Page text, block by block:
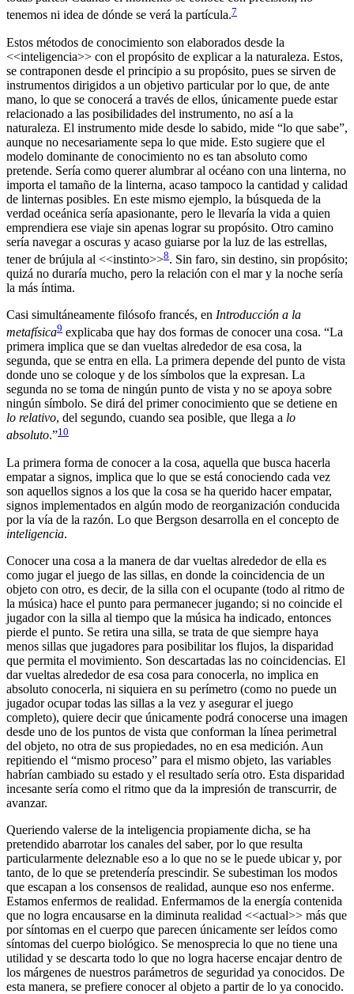
tenemos ni idea de dónde se verá la partícula.7
Estos métodos de conocimiento son elaborados desde la
<<inteligencia>> con el propósito de explicar a la naturaleza. Estos,
se contraponen desde el principio a su propósito, pues se sirven de
instrumentos dirigidos a un objetivo particular por lo que, de ante
mano, lo que se conocerá a través de ellos, únicamente puede estar
relacionado a las posibilidades del instrumento, no así a la
naturaleza. El instrumento mide desde lo sabido, mide “lo que sabe”,
aunque no necesariamente sepa lo que mide. Esto sugiere que el
modelo dominante de conocimiento no es tan absoluto como
pretende. Sería como querer alumbrar al océano con una linterna, no
importa el tamaño de la linterna, acaso tampoco la cantidad y calidad
de linternas posibles. En este mismo ejemplo, la búsqueda de la
verdad oceánica sería apasionante, pero le llevaría la vida a quien
emprendiera ese viaje sin apenas lograr su propósito. Otro camino
sería navegar a oscuras y acaso guiarse por la luz de las estrellas,
tener de brújula al <<instinto>>8. Sin faro, sin destino, sin propósito;
quizá no duraría mucho, pero la relación con el mar y la noche sería
la más íntima.
Casi simultáneamente filósofo francés, en Introducción a la
metafísica9 explicaba que hay dos formas de conocer una cosa. “La
primera implica que se dan vueltas alrededor de esa cosa, la
segunda, que se entra en ella. La primera depende del punto de vista
donde uno se coloque y de los símbolos que la expresan. La
segunda no se toma de ningún punto de vista y no se apoya sobre
ningún símbolo. Se dirá del primer conocimiento que se detiene en
lo relativo, del segundo, cuando sea posible, que llega a lo
absoluto.”10
La primera forma de conocer a la cosa, aquella que busca hacerla
empatar a signos, implica que lo que se está conociendo cada vez
son aquellos signos a los que la cosa se ha querido hacer empatar,
signos implementados en algún modo de reorganización conducida
por la vía de la razón. Lo que Bergson desarrolla en el concepto de
inteligencia.
Conocer una cosa a la manera de dar vueltas alrededor de ella es
como jugar el juego de las sillas, en donde la coincidencia de un
objeto con otro, es decir, de la silla con el ocupante (todo al ritmo de
la música) hace el punto para permanecer jugando; si no coincide el
jugador con la silla al tiempo que la música ha indicado, entonces
pierde el punto. Se retira una silla, se trata de que siempre haya
menos sillas que jugadores para posibilitar los flujos, la disparidad
que permita el movimiento. Son descartadas las no coincidencias. El
dar vueltas alrededor de esa cosa para conocerla, no implica en
absoluto conocerla, ni siquiera en su perímetro (como no puede un
jugador ocupar todas las sillas a la vez y asegurar el juego
completo), quiere decir que únicamente podrá conocerse una imagen
desde uno de los puntos de vista que conforman la línea perimetral
del objeto, no otra de sus propiedades, no en esa medición. Aun
repitiendo el “mismo proceso” para el mismo objeto, las variables
habrían cambiado su estado y el resultado sería otro. Esta disparidad
incesante sería como el ritmo que da la impresión de transcurrir, de
avanzar.
Queriendo valerse de la inteligencia propiamente dicha, se ha
pretendido abarrotar los canales del saber, por lo que resulta
particularmente deleznable eso a lo que no se le puede ubicar y, por
tanto, de lo que se pretendería prescindir. Se subestiman los modos
que escapan a los consensos de realidad, aunque eso nos enferme.
Estamos enfermos de realidad. Enfermamos de la energía contenida
que no logra encausarse en la diminuta realidad <<actual>> más que
por síntomas en el cuerpo que parecen únicamente ser leídos como
síntomas del cuerpo biológico. Se menosprecia lo que no tiene una
utilidad y se descarta todo lo que no logra hacerse encajar dentro de
los márgenes de nuestros parámetros de seguridad ya conocidos. De
esta manera, se prefiere conocer al objeto a partir de lo ya conocido.